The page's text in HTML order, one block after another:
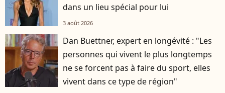
dans un lieu spécial pour lui
3 août 2026
Dan Buettner, expert en longévité : "Les
personnes qui vivent le plus longtemps
ne se forcent pas à faire du sport, elles
vivent dans ce type de région"